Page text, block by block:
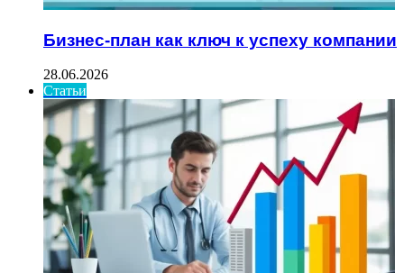
Бизнес-план как ключ к успеху компании
28.06.2026
Статьи